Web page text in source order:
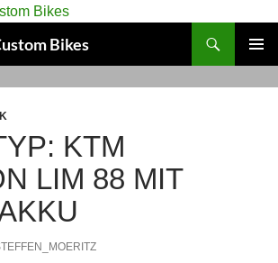
Bikes
MENÜ
KTM
LIM 88 MIT